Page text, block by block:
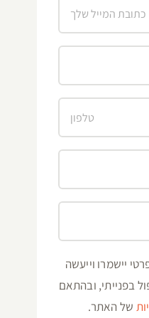
יישמרו וייעשה
בפנייתי, ובהתאם
של האתר.